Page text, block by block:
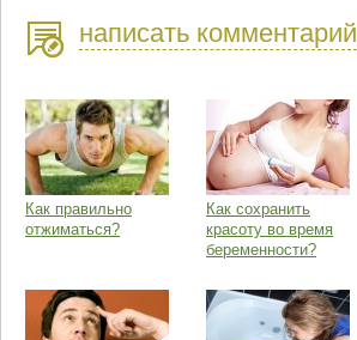
написать комментарий
Как правильно
отжиматься?
Как сохранить
красоту во время
беременности?